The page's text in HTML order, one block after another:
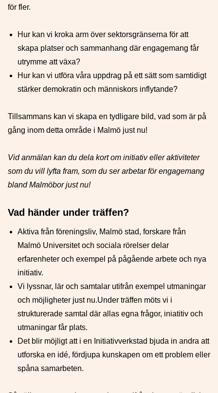
för fler.
Hur kan vi kroka arm över sektorsgränserna för att
skapa platser och sammanhang där engagemang får
utrymme att växa?
Hur kan vi utföra våra uppdrag på ett sätt som samtidigt
stärker demokratin och människors inflytande?
Tillsammans kan vi skapa en tydligare bild, vad som är på
gång inom detta område i Malmö just nu!
Vid anmälan kan du dela kort om initiativ eller aktiviteter
som du vill lyfta fram, som du ser arbetar för engagemang
bland Malmöbor just nu!
Vad händer under träffen?
Aktiva från föreningsliv, Malmö stad, forskare från
Malmö Universitet och sociala rörelser delar
erfarenheter och exempel på pågående arbete och nya
initiativ.
Vi lyssnar, lär och samtalar utifrån exempel utmaningar
och möjligheter just nu.Under träffen möts vi i
strukturerade samtal där allas egna frågor, iniatitiv och
utmaningar får plats.
Det blir möjligt att i en Initiativverkstad bjuda in andra att
utforska en idé, fördjupa kunskapen om ett problem eller
spåna samarbeten.